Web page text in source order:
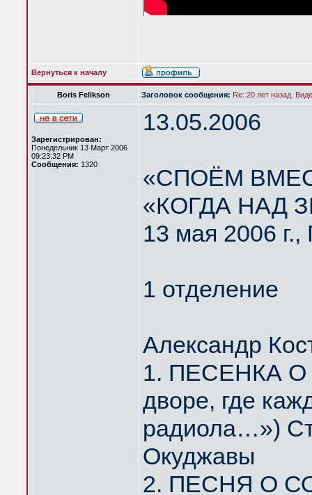
Вернуться к началу
Boris Felikson Заголовок сообщения: Re: 20 лет назад.
Зарегистрирован:
Понедельник 13 Март 2006
09:23:32 PM
Сообщения: 1320
13.05.2006
«СПОЁМ
«КОГДА НАД
13 мая 2006 г.,
1 отделение
Александр
1. ПЕСЕНКА
дворе, где
радиола…»)
Окуджавы
2. ПЕСНЯ О